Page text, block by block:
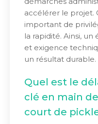
accélérer le projet.
important de
la rapidité. Ainsi,
et exigence
un résultat durable.
Quel est le
clé en main
court de